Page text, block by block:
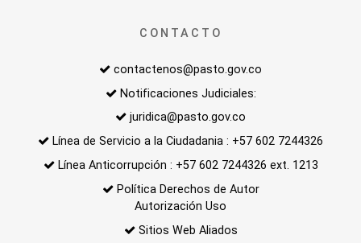
CONTACTO
contactenos@pasto.gov.co
Notificaciones Judiciales:
juridica@pasto.gov.co
Línea de Servicio a la Ciudadania : +57 602 7244326
Línea Anticorrupción : +57 602 7244326 ext. 1213
Política Derechos de Autor
Autorización Uso
Sitios Web Aliados